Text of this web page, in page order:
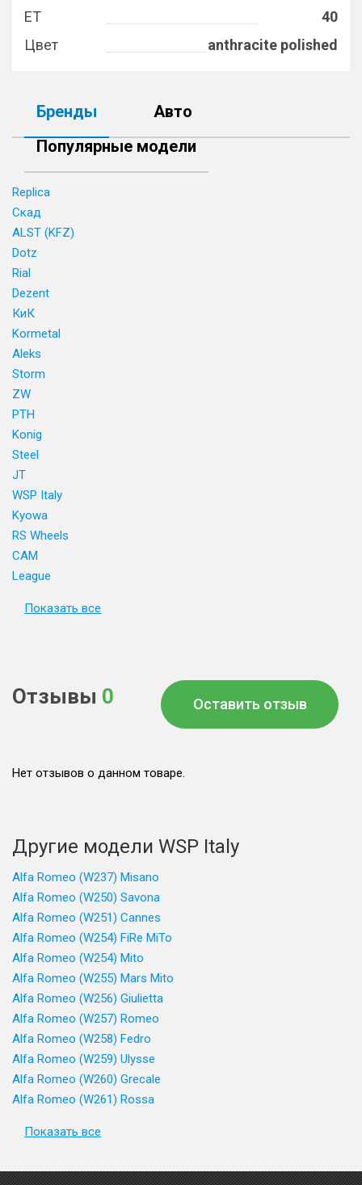
ET
40
Цвет
anthracite polished
Бренды
Авто
Популярные модели
Replica
Скад
ALST (KFZ)
Dotz
Rial
Dezent
КиК
Kormetal
Aleks
Storm
ZW
PTH
Konig
Steel
JT
WSP Italy
Kyowa
RS Wheels
CAM
League
Показать все
Отзывы 0 Оставить отзыв
Нет отзывов о данном товаре.
Другие модели WSP Italy
Alfa Romeo (W237) Misano
Alfa Romeo (W250) Savona
Alfa Romeo (W251) Cannes
Alfa Romeo (W254) FiRe MiTo
Alfa Romeo (W254) Mito
Alfa Romeo (W255) Mars Mito
Alfa Romeo (W256) Giulietta
Alfa Romeo (W257) Romeo
Alfa Romeo (W258) Fedro
Alfa Romeo (W259) Ulysse
Alfa Romeo (W260) Grecale
Alfa Romeo (W261) Rossa
Показать все